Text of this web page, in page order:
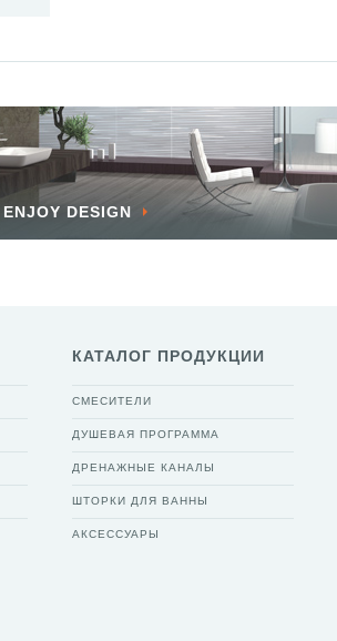
ENJOY DESIGN
КАТАЛОГ ПРОДУКЦИИ
СМЕСИТЕЛИ
ДУШЕВАЯ ПРОГРАММА
ДРЕНАЖНЫЕ КАНАЛЫ
ШТОРКИ ДЛЯ ВАННЫ
АКСЕССУАРЫ